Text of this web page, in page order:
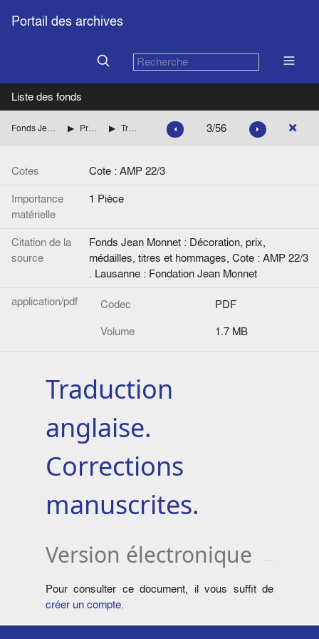
Portail des archives
Liste des fonds
Fonds Jean Monnet : Décoration, prix, médailles, titres et hommages Prix Grenville Clark du Collège de Dartmouth. Traduction anglaise. Corrections manuscrites. 3/56
Cotes
Cote : AMP 22/3
Importance
matérielle
1 Pièce
Citation de la
source
Fonds Jean Monnet : Décoration, prix,
médailles, titres et hommages, Cote : AMP 22/3
. Lausanne : Fondation Jean Monnet
application/pdf
Codec
PDF
Volume
1.7 MB
Traduction
anglaise.
Corrections
manuscrites.
Version électronique
Pour consulter ce document, il vous suffit de
créer un compte.